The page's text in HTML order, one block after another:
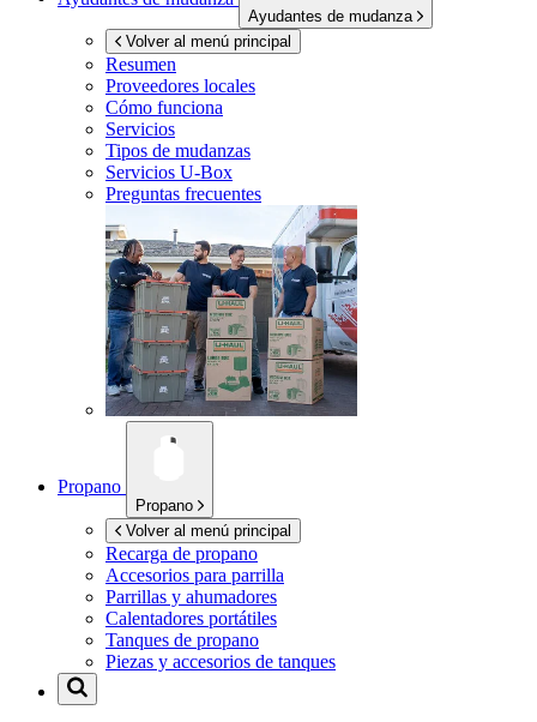
Ayudantes de mudanza
Volver al menú principal
Resumen
Proveedores locales
Cómo funciona
Servicios
Tipos de mudanzas
Servicios U-Box
Preguntas frecuentes
Propano
Propano
Volver al menú principal
Recarga de propano
Accesorios para parrilla
Parrillas y ahumadores
Calentadores portátiles
Tanques de propano
Piezas y accesorios de tanques